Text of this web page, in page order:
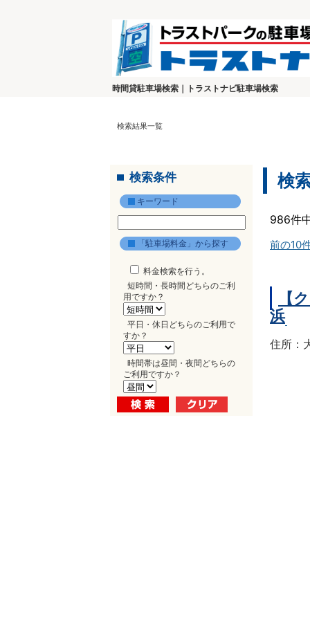
時間貸駐車場検索｜トラストナビ駐車場検索
検索結果一覧
検索条件
キーワード
「駐車場料金」から探す
料金検索を行う。
短時間・長時間どちらのご利
用ですか？
平日・休日どちらのご利用で
すか？
時間帯は昼間・夜間どちらの
ご利用ですか？
検
986件
前の10
【
浜
住所：